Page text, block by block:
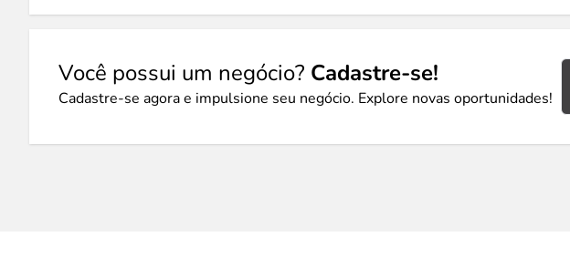
Você possui um negócio? Cadastre-se!
Cadastre-se agora e impulsione seu negócio. Explore novas oportunidades!